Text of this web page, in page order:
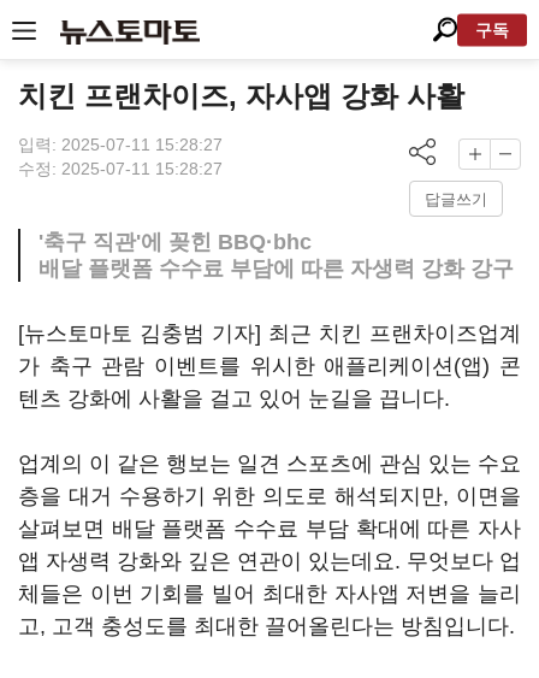
구독
치킨 프랜차이즈, 자사앱 강화 사활
입력: 2025-07-11 15:28:27
수정: 2025-07-11 15:28:27
답글쓰기
'축구 직관'에 꽂힌 BBQ·bhc
배달 플랫폼 수수료 부담에 따른 자생력 강화 강구
[뉴스토마토 김충범 기자] 최근 치킨 프랜차이즈업계
가 축구 관람 이벤트를 위시한 애플리케이션(앱) 콘
텐츠 강화에 사활을 걸고 있어 눈길을 끕니다.
업계의 이 같은 행보는 일견 스포츠에 관심 있는 수요
층을 대거 수용하기 위한 의도로 해석되지만, 이면을
살펴보면 배달 플랫폼 수수료 부담 확대에 따른 자사
앱 자생력 강화와 깊은 연관이 있는데요. 무엇보다 업
체들은 이번 기회를 빌어 최대한 자사앱 저변을 늘리
고, 고객 충성도를 최대한 끌어올린다는 방침입니다.